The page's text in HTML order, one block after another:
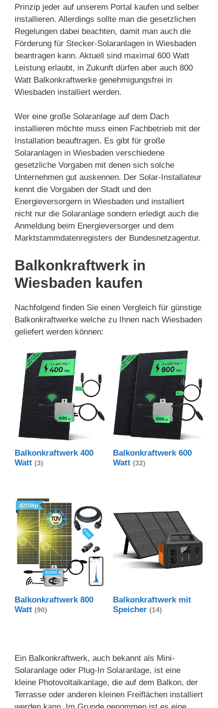
Prinzip jeder auf unserem Portal kaufen und selber
installieren. Allerdings sollte man die gesetzlichen
Regelungen dabei beachten, damit man auch die
Förderung für Stecker-Solaranlagen in Wiesbaden
beantragen kann. Aktuell sind maximal 600 Watt
Leistung erlaubt, in Zukunft dürfen aber auch 800
Watt Balkonkraftwerke genehmigungsfrei in
Wiesbaden installiert werden.
Wer eine große Solaranlage auf dem Dach
installieren möchte muss einen Fachbetrieb mit der
Installation beauftragen. Es gibt für große
Solaranlagen in Wiesbaden verschiedene
gesetzliche Vorgaben mit denen sich solche
Unternehmen gut auskennen. Der Solar-Installateur
kennt die Vorgaben der Stadt und den
Energieversorgern in Wiesbaden und installiert
nicht nur die Solaranlage sondern erledigt auch die
Anmeldung beim Energieversorger und dem
Marktstammdatenregisters der Bundesnetzagentur.
Balkonkraftwerk in
Wiesbaden kaufen
Nachfolgend finden Sie einen Vergleich für günstige
Balkonkraftwerke welche zu Ihnen nach Wiesbaden
geliefert werden können:
Balkonkraftwerk 400
Watt (3)
Balkonkraftwerk 600
Watt (32)
Balkonkraftwerk 800
Watt (90)
Balkonkraftwerk mit
Speicher (14)
Ein Balkonkraftwerk, auch bekannt als Mini-
Solaranlage oder Plug-In Solaranlage, ist eine
kleine Photovoltaikanlage, die auf dem Balkon, der
Terrasse oder anderen kleinen Freiflächen installiert